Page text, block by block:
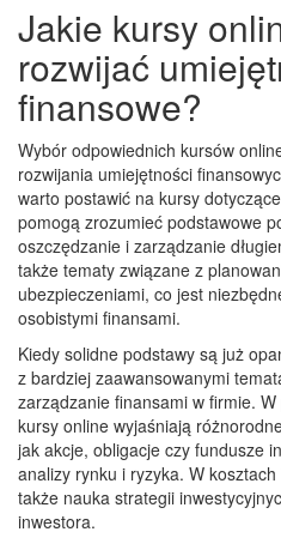
Jakie kursy
rozwijać
finansowe?
Wybór odpowiednich kursów
rozwijania umiejętności
warto postawić na kursy
pomogą zrozumieć podstawowe
oszczędzanie i zarządzanie
także tematy związane z
ubezpieczeniami, co jest
osobistymi finansami.
Kiedy solidne podstawy są już
z bardziej zaawansowanymi
zarządzanie finansami w firmie.
kursy online wyjaśniają
jak akcje, obligacje czy fundusze
analizy rynku i ryzyka. W
także nauka strategii
inwestora.